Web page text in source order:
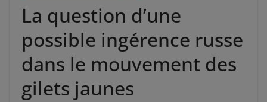
La question d’une
possible ingérence russe
dans le mouvement des
gilets jaunes